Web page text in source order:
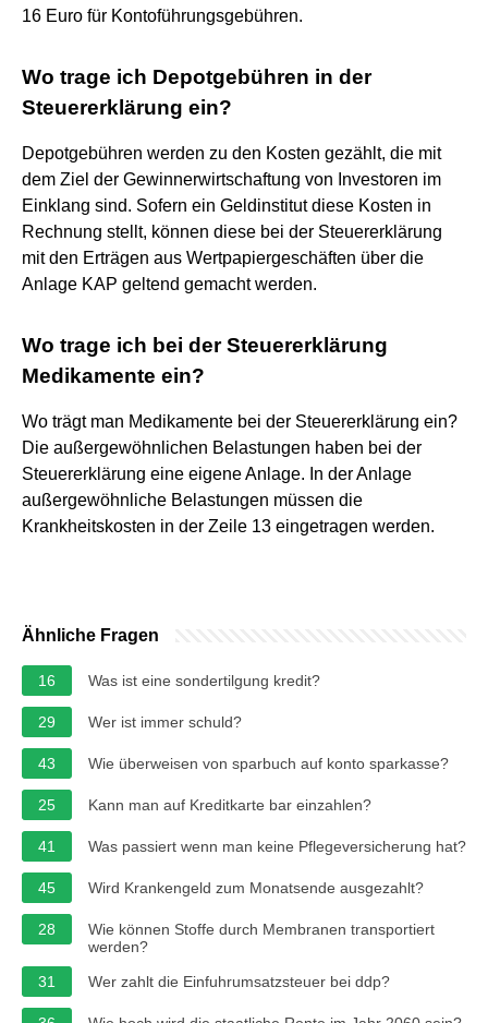
16 Euro für Kontoführungsgebühren.
Wo trage ich Depotgebühren in der
Steuererklärung ein?
Depotgebühren werden zu den Kosten gezählt, die mit
dem Ziel der Gewinnerwirtschaftung von Investoren im
Einklang sind. Sofern ein Geldinstitut diese Kosten in
Rechnung stellt, können diese bei der Steuererklärung
mit den Erträgen aus Wertpapiergeschäften über die
Anlage KAP geltend gemacht werden.
Wo trage ich bei der Steuererklärung
Medikamente ein?
Wo trägt man Medikamente bei der Steuererklärung ein?
Die außergewöhnlichen Belastungen haben bei der
Steuererklärung eine eigene Anlage. In der Anlage
außergewöhnliche Belastungen müssen die
Krankheitskosten in der Zeile 13 eingetragen werden.
Ähnliche Fragen
16 Was ist eine sondertilgung kredit?
29 Wer ist immer schuld?
43 Wie überweisen von sparbuch auf konto sparkasse?
25 Kann man auf Kreditkarte bar einzahlen?
41 Was passiert wenn man keine Pflegeversicherung hat?
45 Wird Krankengeld zum Monatsende ausgezahlt?
28
Wie können Stoffe durch Membranen transportiert
werden?
31
Wer zahlt die Einfuhrumsatzsteuer bei ddp?